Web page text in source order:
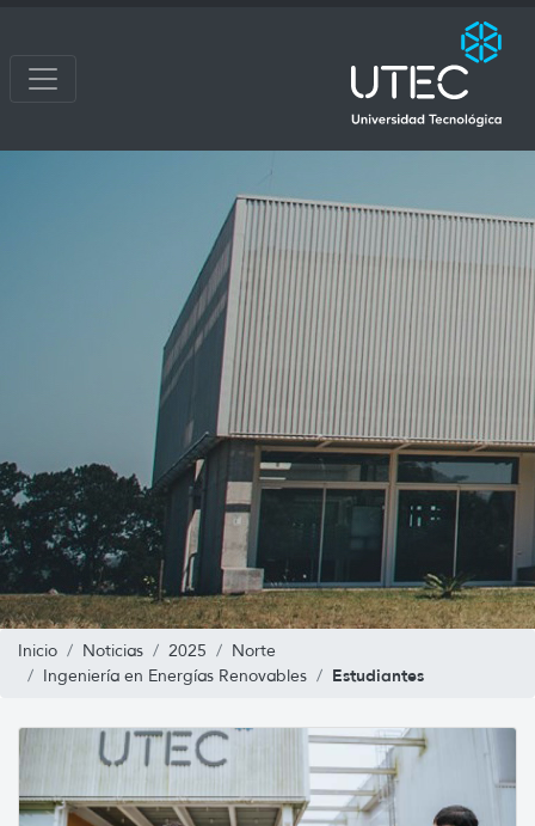
Inicio Noticias 2025
Norte
Ingeniería en Energías Renovables
Estudiantes